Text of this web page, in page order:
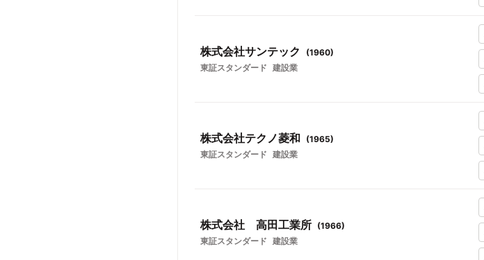
株式会社サンテック (1960)
東証スタンダード 建設業
株式会社テクノ菱和 (1965)
東証スタンダード 建設業
株式会社 高田工業所 (1966)
東証スタンダード 建設業